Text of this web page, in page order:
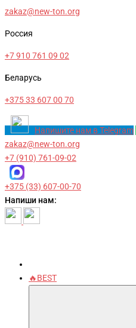
zakaz@new-ton.org
Россия
+7 910 761 09 02
Беларусь
+375 33 607 00 70
Напишите нам в Telegram
zakaz@new-ton.org
+7 (910) 761-09-02
+375 (33) 607-00-70
Напиши нам:
🔥BEST